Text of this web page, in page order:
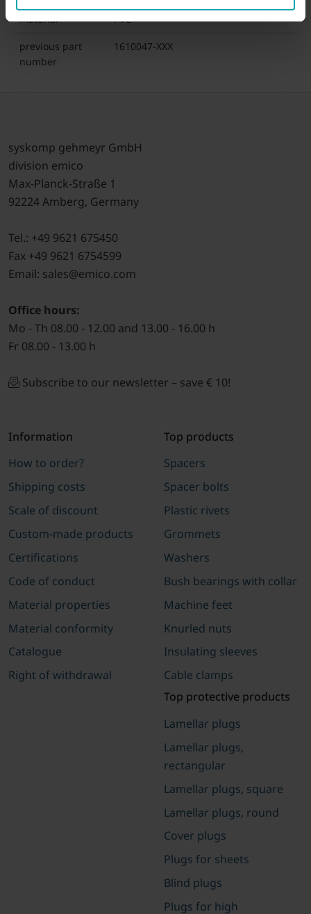
material PVC
previous part
number
1610047-XXX
syskomp gehmeyr GmbH
division emico
Max-Planck-Straße 1
92224 Amberg, Germany
Tel.: +49 9621 675450
Fax +49 9621 6754599
Email: sales@emico.com
Office hours:
Mo - Th 08.00 - 12.00 and 13.00 - 16.00 h
Fr 08.00 - 13.00 h
Subscribe to our newsletter – save € 10!
Information
How to order?
Shipping costs
Scale of discount
Custom-made products
Certifications
Code of conduct
Material properties
Material conformity
Catalogue
Right of withdrawal
Top products
Spacers
Spacer bolts
Plastic rivets
Grommets
Washers
Bush bearings with collar
Machine feet
Knurled nuts
Insulating sleeves
Cable clamps
Top protective products
Lamellar plugs
Lamellar plugs,
rectangular
Lamellar plugs, square
Lamellar plugs, round
Cover plugs
Plugs for sheets
Blind plugs
Plugs for high